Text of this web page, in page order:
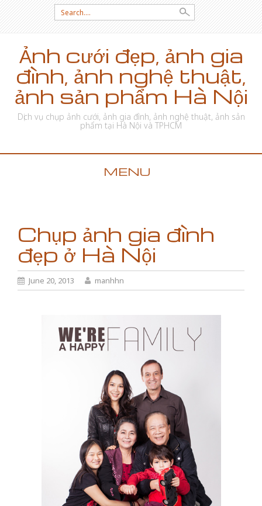
Search for:
Ảnh cưới đẹp, ảnh gia
đình, ảnh nghệ thuật,
ảnh sản phẩm Hà Nội
Dịch vụ chụp ảnh cưới, ảnh gia đình, ảnh nghệ thuật, ảnh sản
phẩm tại Hà Nội và TPHCM
MENU
Chụp ảnh gia đình
đẹp ở Hà Nội
June 20, 2013 manhhn